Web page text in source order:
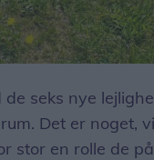
seks nye
Det er noget,
stor en rolle de